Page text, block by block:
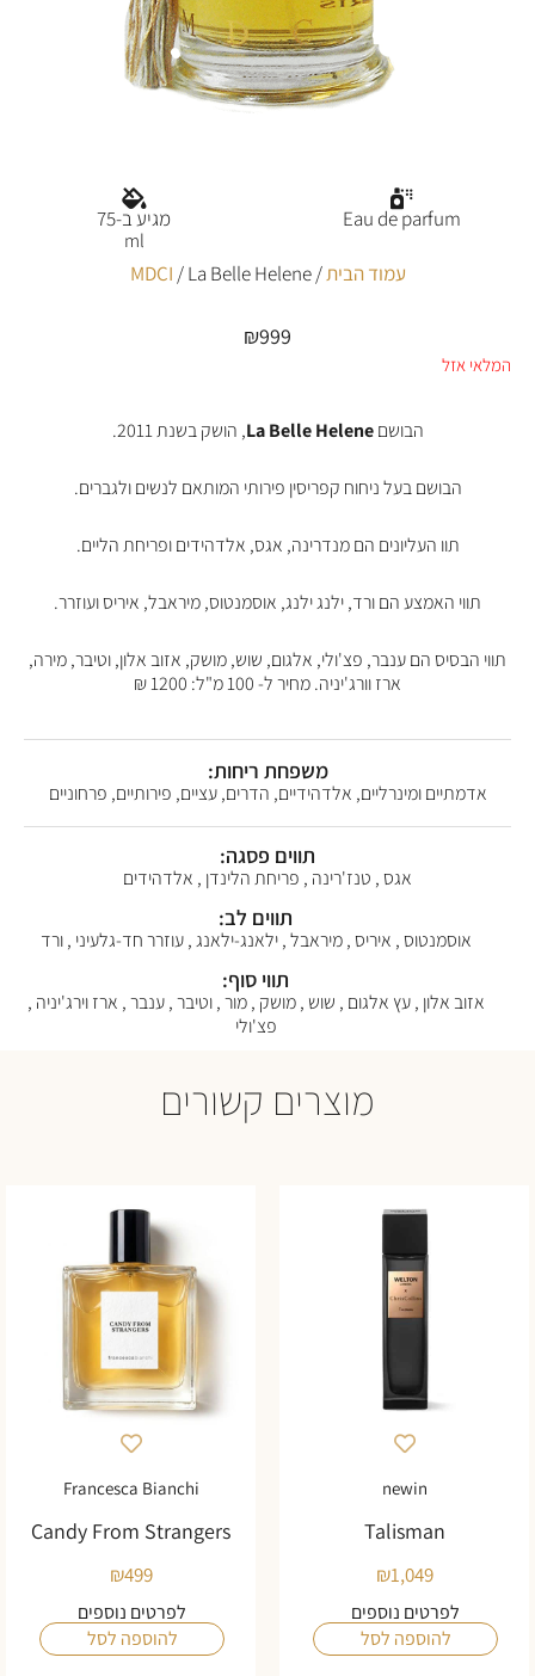
עמוד הבית/
MDCI/ La Belle Helene
₪999
המלאי אזל
הבושםLa Belle Helene, הושק בשנת 2011.
הבושם בעל ניחוח קפריסין פירותי המותאם לנשים ולגברים.
תוו העליונים הם מנדרינה, אגס, אלדהידים ופריחת הליים.
תווי האמצע הם ורד, ילנג ילנג, אוסמנטוס, מיראבל, איריס ועוזרר.
תווי הבסיס הם ענבר, פצ'ולי, אלגום, שוש, מושק, אזוב אלון, וטיבר, מירה,
ארז וורג'יניה. מחיר ל- 100 מ"ל: 1200 ₪
משפחת ריחות:
אדמתיים ומינרליים, אלדהידיים, הדרים, עציים, פירותיים, פרחוניים
תווים פסגה:
אגס , טנז'רינה , פריחת הלינדן , אלדהידים
תווים לב:
אוסמנטוס , איריס , מיראבל , ילאנג-ילאנג , עוזרר חד-גלעיני , ורד
תווי סוף:
אזוב אלון , עץ אלגום , שוש , מושק , מור , וטיבר , ענבר , ארז וירג'יניה ,
פצ'ולי
Eau de parfum מגיע ב-75
ml
מוצרים קשורים
newin
Talisman
₪1,049
לפרטים נוספים
להוספה לסל
Francesca Bianchi
Candy From Strangers
₪499
לפרטים נוספים
להוספה לסל